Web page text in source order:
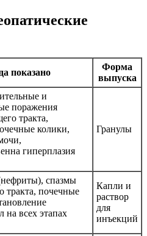
показано
Форма
выпуска
и
поражения
тракта,
колики,
гиперплазия
Гранулы
спазмы
тракта, почечные
на всех этапах
Капли и
раствор
для
инъекций